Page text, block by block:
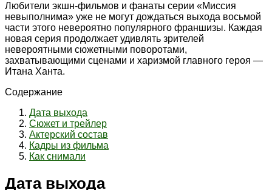
Любители экшн-фильмов и фанаты серии «Миссия
невыполнима» уже не могут дождаться выхода восьмой
части этого невероятно популярного франшизы. Каждая
новая серия продолжает удивлять зрителей
невероятными сюжетными поворотами,
захватывающими сценами и харизмой главного героя —
Итана Ханта.
Содержание
Дата выхода
Сюжет и трейлер
Актерский состав
Кадры из фильма
Как снимали
Дата выхода